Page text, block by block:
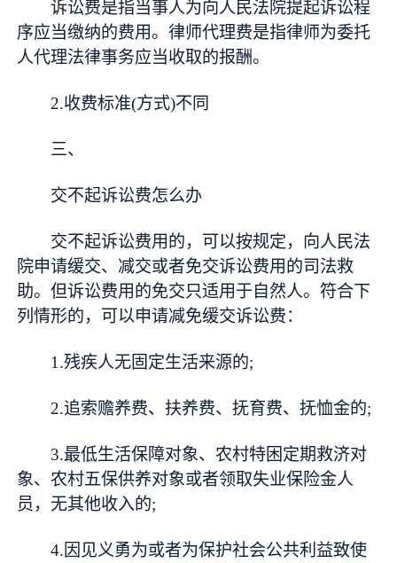
诉讼费是指当事人为向人民法院提起诉讼程
序应当缴纳的费用。律师代理费是指律师为委托
人代理法律事务应当收取的报酬。
2.收费标准(方式)不同
三、
交不起诉讼费怎么办
交不起诉讼费用的，可以按规定，向人民法
院申请缓交、减交或者免交诉讼费用的司法救
助。但诉讼费用的免交只适用于自然人。符合下
列情形的，可以申请减免缓交诉讼费：
1.残疾人无固定生活来源的;
2.追索赡养费、扶养费、抚育费、抚恤金的;
3.最低生活保障对象、农村特困定期救济对
象、农村五保供养对象或者领取失业保险金人
员，无其他收入的;
4.因见义勇为或者为保护社会公共利益致使